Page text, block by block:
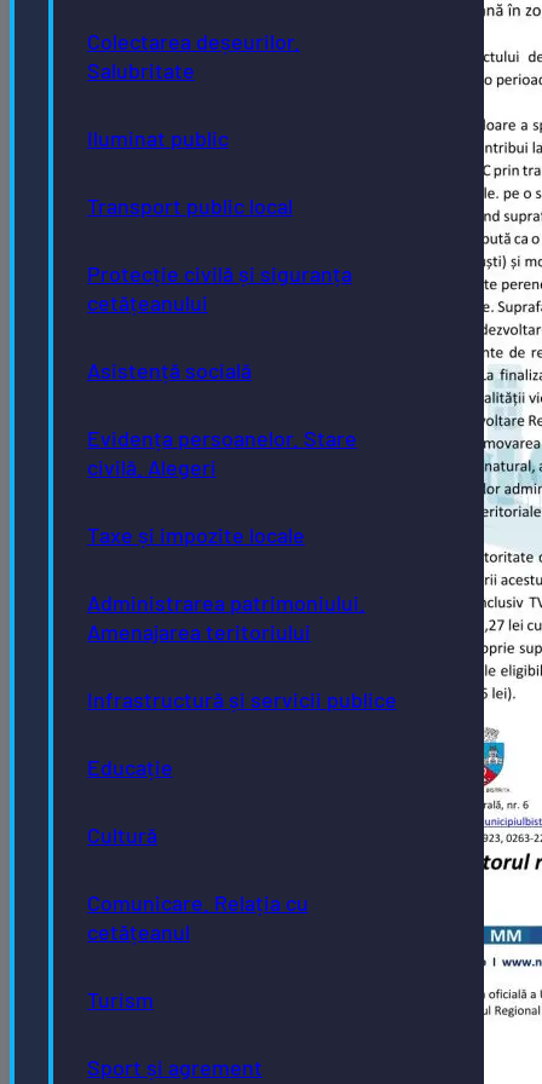
Colectarea deșeurilor.
Salubritate
Iluminat public
Transport public local
Protecție civilă și siguranța
cetățeanului
Asistență socială
Evidența persoanelor. Stare
civilă. Alegeri
Taxe și impozite locale
Administrarea patrimoniului.
Amenajarea teritoriului
Infrastructură și servicii publice
Educație
Cultură
Comunicare. Relația cu
cetățeanul
Turism
Sport și agrement